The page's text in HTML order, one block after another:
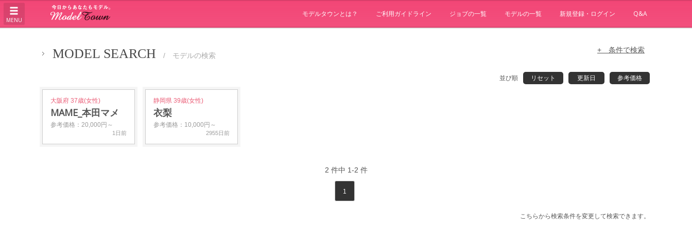
MENU
モデルタウンとは？ ご利用ガイドライン ジョブの一覧 モデルの一覧 新規登録・ログイン Q&A
MODEL SEARCH / モデルの検索
+ 条件で検索
並び順 リセット 更新日 参考価格
大阪府 37歳(女性)
MAME_本田マメ
参考価格：20,000円～
1日前
静岡県 39歳(女性)
衣梨
参考価格：10,000円～
2955日前
2 件中 1-2 件
1
こちらから検索条件を変更して検索できます。